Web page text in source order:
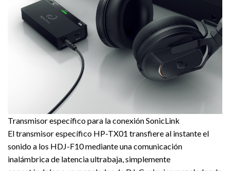
Transmisor específico para la conexión SonicLink
El transmisor específico HP-TX01 transfiere al instante el
sonido a los HDJ-F10 mediante una comunicación
inalámbrica de latencia ultrabaja, simplemente